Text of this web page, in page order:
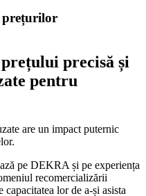
prețurilor
precisă și
pentru
are un impact puternic
pe DEKRA și pe experiența
recomercializării
lor de a-și asista